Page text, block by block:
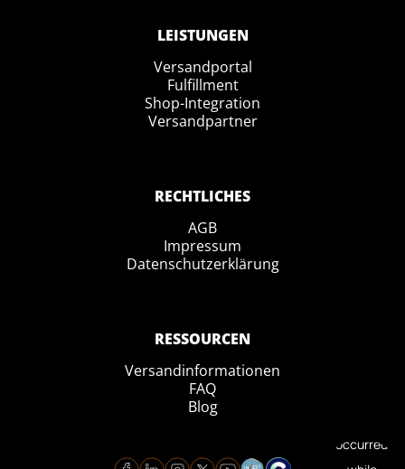
LEISTUNGEN
Versandportal
Fulfillment
Shop-Integration
Versandpartner
RECHTLICHES
AGB
Impressum
Datenschutzerklärung
RESSOURCEN
Versandinformationen
FAQ
Blog